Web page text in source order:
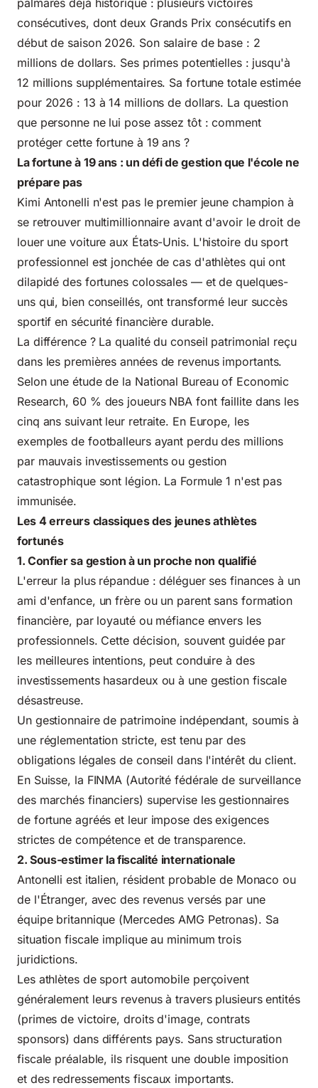
consécutives, dont deux Grands Prix consécutifs en
début de saison 2026. Son salaire de base : 2
millions de dollars. Ses primes potentielles : jusqu'à
12 millions supplémentaires. Sa fortune totale estimée
pour 2026 : 13 à 14 millions de dollars. La question
que personne ne lui pose assez tôt : comment
protéger cette fortune à 19 ans ?
La fortune à 19 ans : un défi de gestion que l'école ne
prépare pas
Kimi Antonelli n'est pas le premier jeune champion à
se retrouver multimillionnaire avant d'avoir le droit de
louer une voiture aux États-Unis. L'histoire du sport
professionnel est jonchée de cas d'athlètes qui ont
dilapidé des fortunes colossales — et de quelques-
uns qui, bien conseillés, ont transformé leur succès
sportif en sécurité financière durable.
La différence ? La qualité du conseil patrimonial reçu
dans les premières années de revenus importants.
Selon une étude de la National Bureau of Economic
Research, 60 % des joueurs NBA font faillite dans les
cinq ans suivant leur retraite. En Europe, les
exemples de footballeurs ayant perdu des millions
par mauvais investissements ou gestion
catastrophique sont légion. La Formule 1 n'est pas
immunisée.
Les 4 erreurs classiques des jeunes athlètes
fortunés
1. Confier sa gestion à un proche non qualifié
L'erreur la plus répandue : déléguer ses finances à un
ami d'enfance, un frère ou un parent sans formation
financière, par loyauté ou méfiance envers les
professionnels. Cette décision, souvent guidée par
les meilleures intentions, peut conduire à des
investissements hasardeux ou à une gestion fiscale
désastreuse.
Un gestionnaire de patrimoine indépendant, soumis à
une réglementation stricte, est tenu par des
obligations légales de conseil dans l'intérêt du client.
En Suisse, la FINMA (Autorité fédérale de surveillance
des marchés financiers) supervise les gestionnaires
de fortune agréés et leur impose des exigences
strictes de compétence et de transparence.
2. Sous-estimer la fiscalité internationale
Antonelli est italien, résident probable de Monaco ou
de l'Étranger, avec des revenus versés par une
équipe britannique (Mercedes AMG Petronas). Sa
situation fiscale implique au minimum trois
juridictions.
Les athlètes de sport automobile perçoivent
généralement leurs revenus à travers plusieurs entités
(primes de victoire, droits d'image, contrats
sponsors) dans différents pays. Sans structuration
fiscale préalable, ils risquent une double imposition
et des redressements fiscaux importants.